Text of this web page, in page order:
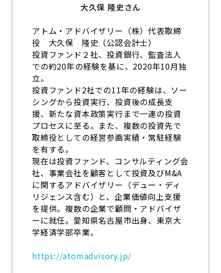
大久保 隆史さん
アトム・アドバイザリー（株）代表取締
役 大久保 隆史（公認会計士）
投資ファンド２社、投資銀行、監査法人
での約20年の経験を基に、2020年10月独
立。
投資ファンド2社での11年の経験は、ソー
シングから投資実行、投資後の成長支
援、新たな資本政策実行まで一連の投資
プロセスに至る。また、複数の投資先で
取締役としての経営参画実績・常駐経験
を有する。
現在は投資ファンド、コンサルティング会
社、事業会社を顧客として投資及びM&A
に関するアドバイザリー（デュー・ディ
リジェンス含む）と、企業価値向上支援
を提供。複数の企業で顧問・アドバイザ
ーに就任。愛知県名古屋市出身、東京大
学経済学部卒業。
https://atomadvisory.jp/